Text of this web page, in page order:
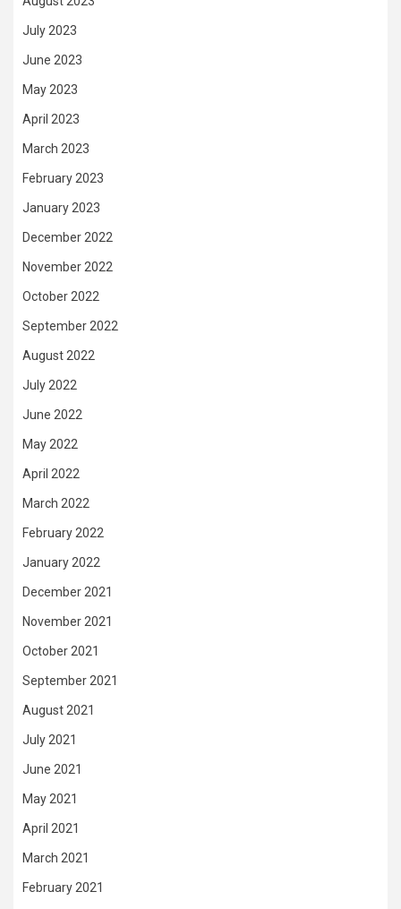
July 2023
June 2023
May 2023
April 2023
March 2023
February 2023
January 2023
December 2022
November 2022
October 2022
September 2022
August 2022
July 2022
June 2022
May 2022
April 2022
March 2022
February 2022
January 2022
December 2021
November 2021
October 2021
September 2021
August 2021
July 2021
June 2021
May 2021
April 2021
March 2021
February 2021